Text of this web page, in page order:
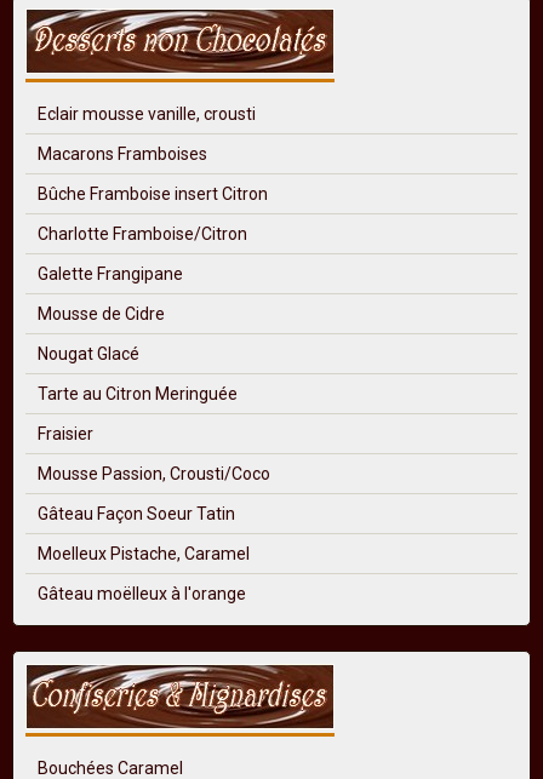
Eclair mousse vanille, crousti
Macarons Framboises
Bûche Framboise insert Citron
Charlotte Framboise/Citron
Galette Frangipane
Mousse de Cidre
Nougat Glacé
Tarte au Citron Meringuée
Fraisier
Mousse Passion, Crousti/Coco
Gâteau Façon Soeur Tatin
Moelleux Pistache, Caramel
Gâteau moëlleux à l'orange
Bouchées Caramel